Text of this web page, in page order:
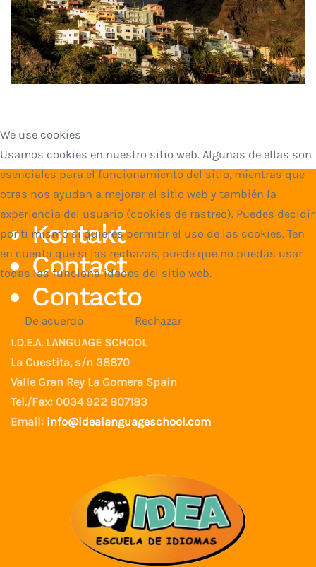
Kontakt
Contact
Contacto
I.D.E.A. LANGUAGE SCHOOL
La Cuestita, s/n 38870
Valle Gran Rey La Gomera Spain
Tel./Fax: 0034 922 807183
Email: info@idealanguageschool.com
We use cookies
Usamos cookies en nuestro sitio web. Algunas de ellas son
esenciales para el funcionamiento del sitio, mientras que
otras nos ayudan a mejorar el sitio web y también la
experiencia del usuario (cookies de rastreo). Puedes decidir
por ti mismo si quieres permitir el uso de las cookies. Ten
en cuenta que si las rechazas, puede que no puedas usar
todas las funcionalidades del sitio web.
De acuerdo Rechazar